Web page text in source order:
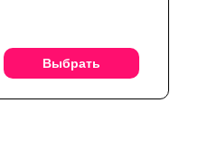
Выбрать